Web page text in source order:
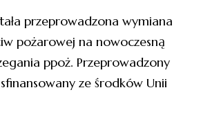
przeprowadzona wymiana
pożarowej na nowoczesną
ppoż. Przeprowadzony
ze środków Unii